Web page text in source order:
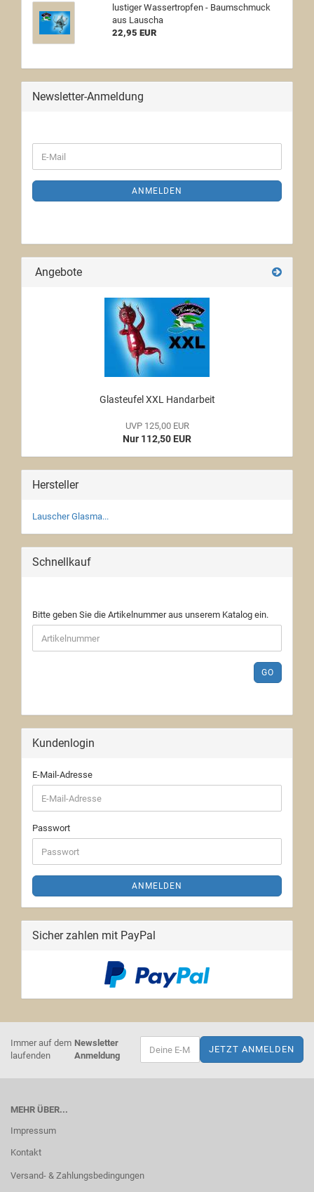
lustiger Wassertropfen - Baumschmuck
aus Lauscha
22,95 EUR
Newsletter-Anmeldung
ANMELDEN
Angebote
Glasteufel XXL Handarbeit
UVP 125,00 EUR
Nur 112,50 EUR
Hersteller
Lauscher Glasma...
Schnellkauf
Bitte geben Sie die Artikelnummer aus unserem Katalog ein.
GO
Kundenlogin
E-Mail-Adresse
Passwort
ANMELDEN
Sicher zahlen mit PayPal
Immer auf dem
laufenden
Newsletter
Anmeldung
MEHR ÜBER...
Impressum
Kontakt
Versand- & Zahlungsbedingungen